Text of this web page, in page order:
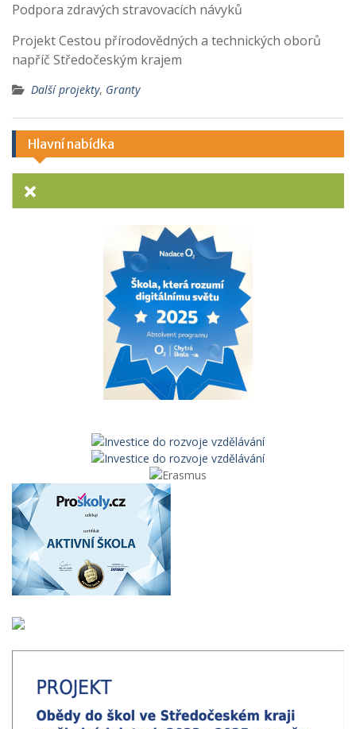
Podpora zdravých stravovacích návyků
Projekt Cestou přírodovědných a technických oborů
napříč Středočeským krajem
Další projekty, Granty
Hlavní nabídka